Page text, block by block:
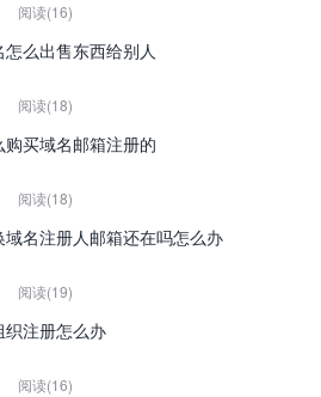
阅读(16)
么出售东西给别人
阅读(18)
买域名邮箱注册的
阅读(18)
域名注册人邮箱还在吗怎么办
阅读(19)
织注册怎么办
阅读(16)